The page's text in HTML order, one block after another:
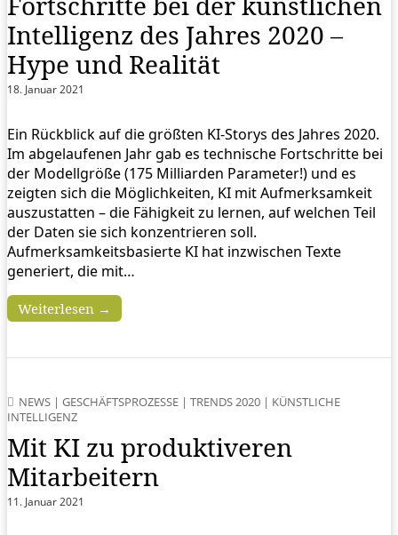
Intelligenz des Jahres 2020 –
Hype und Realität
18. Januar 2021
Ein Rückblick auf die größten KI-Storys des Jahres 2020.
Im abgelaufenen Jahr gab es technische Fortschritte bei
der Modellgröße (175 Milliarden Parameter!) und es
zeigten sich die Möglichkeiten, KI mit Aufmerksamkeit
auszustatten – die Fähigkeit zu lernen, auf welchen Teil
der Daten sie sich konzentrieren soll.
Aufmerksamkeitsbasierte KI hat inzwischen Texte
generiert, die mit…
Weiterlesen →
NEWS | GESCHÄFTSPROZESSE | TRENDS 2020 | KÜNSTLICHE
INTELLIGENZ
Mit KI zu produktiveren
Mitarbeitern
11. Januar 2021